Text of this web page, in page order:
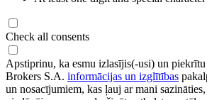
Check all consents
Apstiprinu, ka esmu izlasījis(-usi) un
Brokers S.A. informācijas un izglītības
un nosacījumiem, kas ļauj ar mani